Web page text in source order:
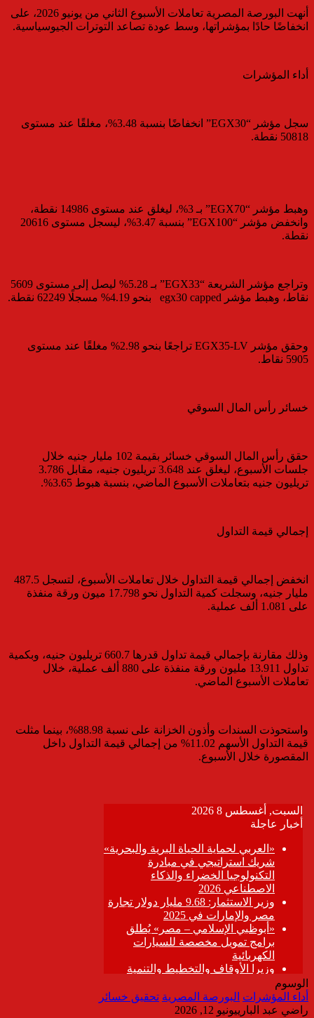
أنهت البورصة المصرية تعاملات الأسبوع الثاني من يونيو 2026، على
انخفاضًا حادًا بمؤشراتها، وسط عودة تصاعد التوترات الجيوسياسية.
أداء المؤشرات
سجل مؤشر “EGX30” انخفاضًا بنسبة 3.48%، مغلقًا عند مستوى
50818 نقطة.
وهبط مؤشر “EGX70” بـ 3%، ليغلق عند مستوى 14986 نقطة،
وانخفض مؤشر “EGX100” بنسبة 3.47%، ليسجل مستوى 20616
نقطة.
وتراجع مؤشر الشريعة “EGX33” بـ 5.28% ليصل إلى مستوى 5609
نقاط، وهبط مؤشر egx30 capped بنحو 4.19% مسجلًا 62249 نقطة.
وحقق مؤشر EGX35-LV تراجعًا بنحو 2.98% مغلقًا عند مستوى
5905 نقاط.
خسائر رأس المال السوقي
حقق رأس المال السوقي خسائر بقيمة 102 مليار جنيه خلال
جلسات الأسبوع، ليغلق عند 3.648 تريليون جنيه، مقابل 3.786
تريليون جنيه بتعاملات الأسبوع الماضي، بنسبة هبوط 3.65%.
إجمالي قيمة التداول
انخفض إجمالي قيمة التداول خلال تعاملات الأسبوع، لتسجل 487.5
مليار جنيه، وسجلت كمية التداول نحو 17.798 ميون ورقة منفذة
على 1.081 ألف عملية.
وذلك مقارنة بإجمالي قيمة تداول قدرها 660.7 تريليون جنيه، وبكمية
تداول 13.911 مليون ورقة منفذة على 880 ألف عملية، خلال
تعاملات الأسبوع الماضي.
واستحوذت السندات وأذون الخزانة على نسبة 88.98%، بينما مثلت
قيمة التداول الأسهم 11.02% من إجمالي قيمة التداول داخل
المقصورة خلال الأسبوع.
الوسوم
أداء المؤشرات البورصة المصرية تحقيق خسائر
راضي عبد البارييونيو 12, 2026